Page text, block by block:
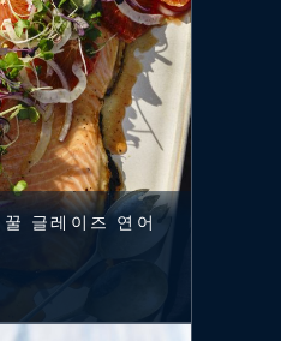
글레이즈 연어